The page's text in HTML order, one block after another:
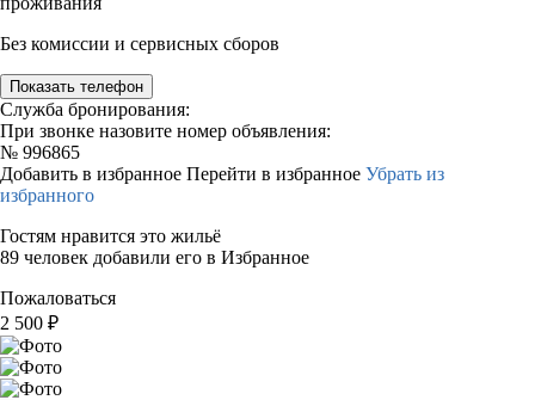
Без комиссии и сервисных сборов
Показать телефон
Служба бронирования:
При звонке назовите номер объявления:
№ 996865
Добавить в избранное Перейти в избранное Убрать из
избранного
Гостям нравится это жильё
89 человек добавили его в Избранное
Пожаловаться
2 500 ₽